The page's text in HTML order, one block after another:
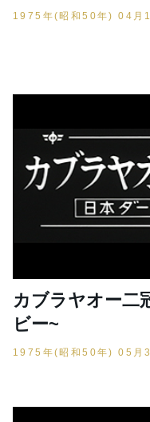
1975年(昭和50年) 04月
カブラヤオー二
ビー~
1975年(昭和50年) 05月